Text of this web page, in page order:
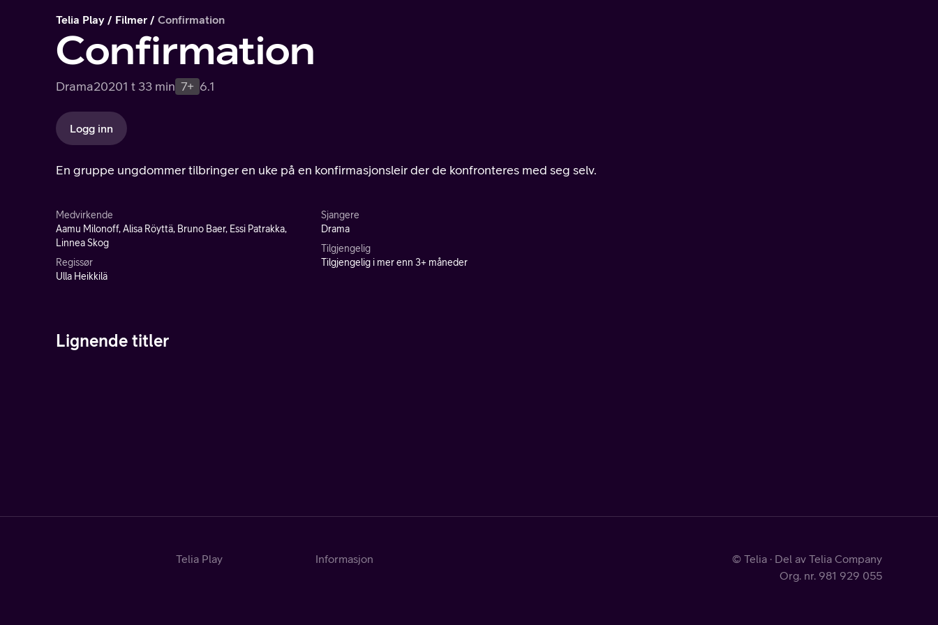
Telia Play Filmer Confirmation
Confirmation
Drama20201 t 33 min 7+ 6.1
Logg inn
En gruppe ungdommer tilbringer en uke på en konfirmasjonsleir der de konfronteres med seg selv.
Medvirkende
Aamu Milonoff, Alisa Röyttä, Bruno Baer, Essi Patrakka,
Linnea Skog
Regissør
Ulla Heikkilä
Sjangere
Drama
Tilgjengelig
Tilgjengelig i mer enn 3+ måneder
Lignende titler
Telia Play
Informasjon
© Telia · Del av Telia Company
Org. nr. 981 929 055